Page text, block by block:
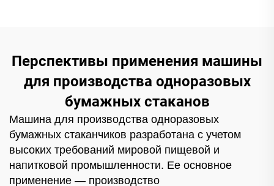
Перспективы применения машины
для производства одноразовых
бумажных стаканов
Машина для производства одноразовых
бумажных стаканчиков разработана с учетом
высоких требований мировой пищевой и
напитковой промышленности. Ее основное
применение — производство